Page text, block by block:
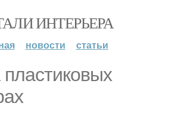
ИНТЕРЬЕРА
новости статьи